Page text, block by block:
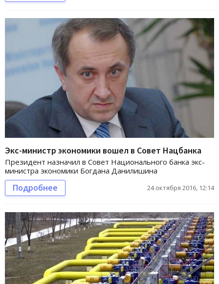
Экс-министр экономики вошел в Совет Нацбанка
Президент назначил в Совет Национального банка экс-
министра экономики Богдана Данилишина
Подробнее 24 октября 2016, 12:14